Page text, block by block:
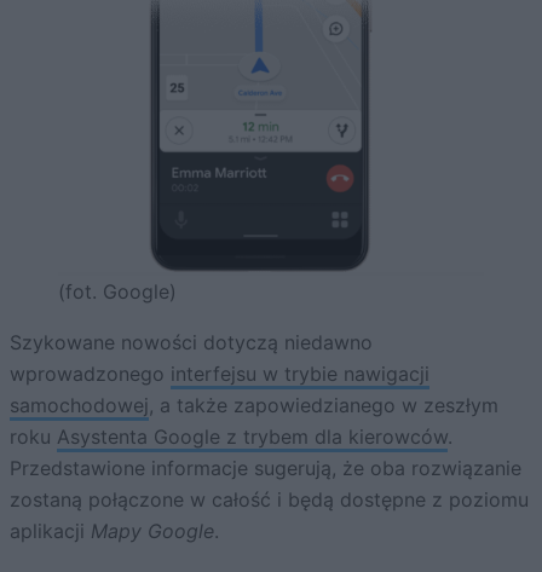
(fot. Google)
Szykowane nowości dotyczą niedawno
wprowadzonego interfejsu w trybie nawigacji
samochodowej, a także zapowiedzianego w zeszłym
roku Asystenta Google z trybem dla kierowców.
Przedstawione informacje sugerują, że oba rozwiązanie
zostaną połączone w całość i będą dostępne z poziomu
aplikacji Mapy Google.